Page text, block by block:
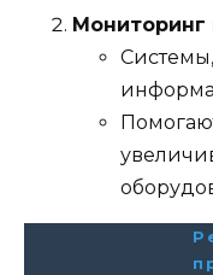
Мониторинг